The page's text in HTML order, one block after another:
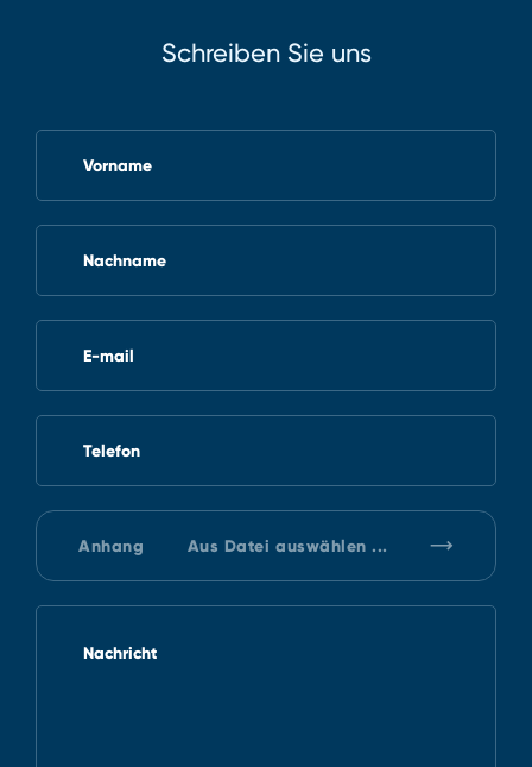
Schreiben Sie uns
Vorname
Nachname
E-mail
Telefon
Anhang Aus Datei auswählen ...
Nachricht